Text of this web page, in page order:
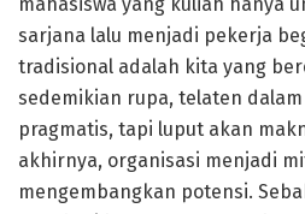
sarjana lalu menjadi pekerja
tradisional adalah kita yang
sedemikian rupa, telaten
pragmatis, tapi luput akan
akhirnya, organisasi menjadi
mengembangkan potensi.